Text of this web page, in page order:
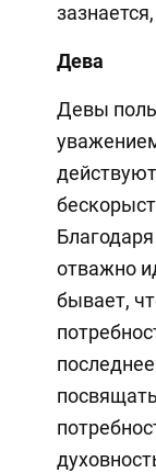
Дева
Девы
отважно
бывает,